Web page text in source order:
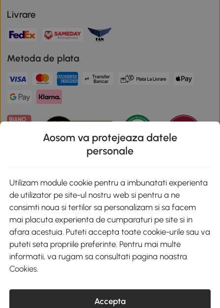
Livrare
Metoda de plata
Descarca aplicatia Aosom
Google Play
+40 312294730 clienti@aosom.ro
Romania, Bucureşti Sectorul 2, Str. Barbu Paris Mumuleanu, Nr. 30-
CUI: 49266464
COD CAEN: 4755
Aosom va protejeaza datele
personale
Utilizam module cookie pentru a imbunatati experienta
de utilizator pe site-ul nostru web si pentru a ne
consimti noua si tertilor sa personalizam si sa facem
mai placuta experienta de cumparaturi pe site si in
afara acestuia. Puteti accepta toate cookie-urile sau va
puteti seta propriile preferinte. Pentru mai multe
informatii, va rugam sa consultati pagina noastra
Cookies.
Accepta